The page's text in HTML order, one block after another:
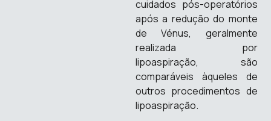
cuidados pós-operatórios
após a redução do monte
de Vénus, geralmente
realizada por
lipoaspiração, são
comparáveis àqueles de
outros procedimentos de
lipoaspiração.
PEDIR